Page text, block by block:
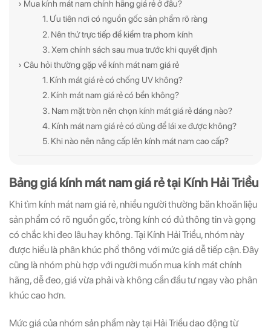
› Mua kính mát nam chính hãng giá rẻ ở đâu?
1. Ưu tiên nơi có nguồn gốc sản phẩm rõ ràng
2. Nên thử trực tiếp để kiểm tra phom kính
3. Xem chính sách sau mua trước khi quyết định
› Câu hỏi thường gặp về kính mát nam giá rẻ
1. Kính mát giá rẻ có chống UV không?
2. Kính mát nam giá rẻ có bền không?
3. Nam mặt tròn nên chọn kính mát giá rẻ dáng nào?
4. Kính mát nam giá rẻ có dùng để lái xe được không?
5. Khi nào nên nâng cấp lên kính mát nam cao cấp?
Bảng giá kính mát nam giá rẻ tại Kính Hải Triều
Khi tìm kính mát nam giá rẻ, nhiều người thường băn khoăn liệu
sản phẩm có rõ nguồn gốc, tròng kính có đủ thông tin và gọng
có chắc khi đeo lâu hay không. Tại Kính Hải Triều, nhóm này
được hiểu là phân khúc phổ thông với mức giá dễ tiếp cận. Đây
cũng là nhóm phù hợp với người muốn mua kính mát chính
hãng, dễ đeo, giá vừa phải và không cần đầu tư ngay vào phân
khúc cao hơn.
Mức giá của nhóm sản phẩm này tại Hải Triều dao động từ